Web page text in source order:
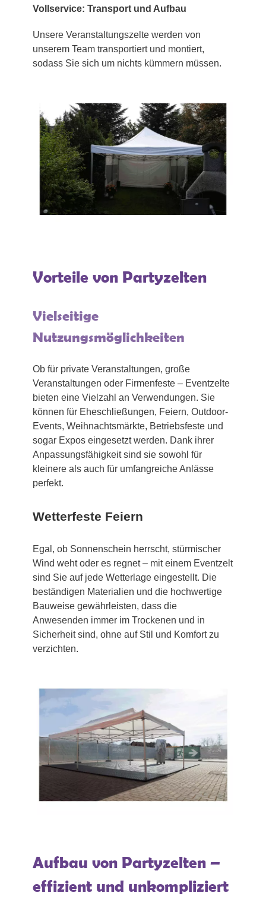
Vollservice: Transport und Aufbau
Unsere Veranstaltungszelte werden von
unserem Team transportiert und montiert,
sodass Sie sich um nichts kümmern müssen.
Vorteile von Partyzelten
Vielseitige
Nutzungsmöglichkeiten
Ob für private Veranstaltungen, große
Veranstaltungen oder Firmenfeste – Eventzelte
bieten eine Vielzahl an Verwendungen. Sie
können für Eheschließungen, Feiern, Outdoor-
Events, Weihnachtsmärkte, Betriebsfeste und
sogar Expos eingesetzt werden. Dank ihrer
Anpassungsfähigkeit sind sie sowohl für
kleinere als auch für umfangreiche Anlässe
perfekt.
Wetterfeste Feiern
Egal, ob Sonnenschein herrscht, stürmischer
Wind weht oder es regnet – mit einem Eventzelt
sind Sie auf jede Wetterlage eingestellt. Die
beständigen Materialien und die hochwertige
Bauweise gewährleisten, dass die
Anwesenden immer im Trockenen und in
Sicherheit sind, ohne auf Stil und Komfort zu
verzichten.
Aufbau von Partyzelten –
effizient und unkompliziert